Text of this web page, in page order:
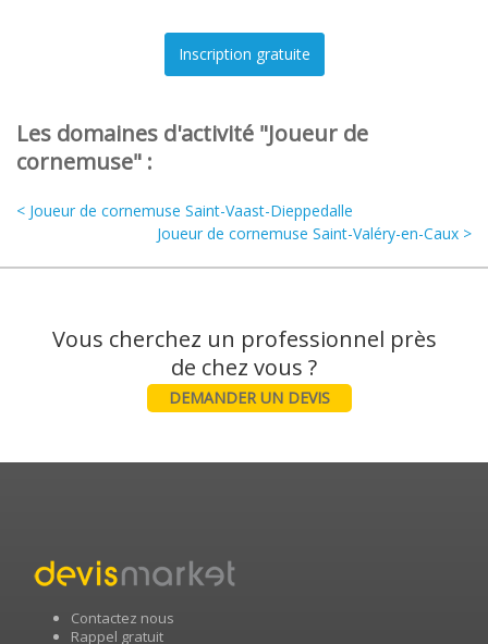
Les domaines d'activité "Joueur de
cornemuse" :
< Joueur de cornemuse Saint-Vaast-Dieppedalle
Joueur de cornemuse Saint-Valéry-en-Caux >
Vous cherchez un professionnel près
DEMANDER UN DEVIS
Contactez nous
Rappel gratuit